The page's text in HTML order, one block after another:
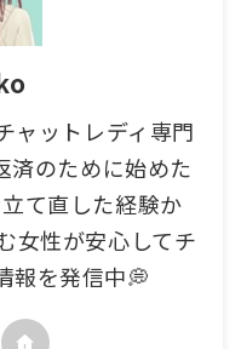
ャットレディ専門
済のために始めた
て直した経験か
女性が安心してチ
報を発信中💭